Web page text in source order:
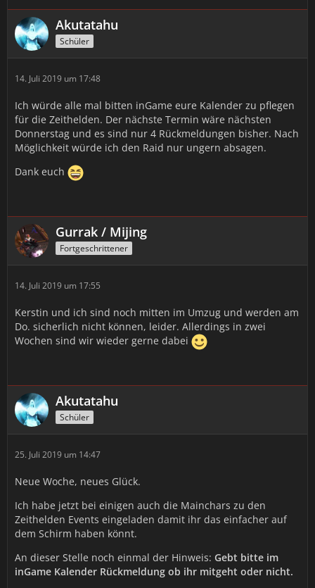
Akutatahu
Schüler
14. Juli 2019 um 17:48
Ich würde alle mal bitten inGame eure Kalender zu pflegen
für die Zeithelden. Der nächste Termin wäre nächsten
Donnerstag und es sind nur 4 Rückmeldungen bisher. Nach
Möglichkeit würde ich den Raid nur ungern absagen.
Dank euch
Gurrak / Mijing
Fortgeschrittener
14. Juli 2019 um 17:55
Kerstin und ich sind noch mitten im Umzug und werden am
Do. sicherlich nicht können, leider. Allerdings in zwei
Wochen sind wir wieder gerne dabei
Akutatahu
Schüler
25. Juli 2019 um 14:47
Neue Woche, neues Glück.
Ich habe jetzt bei einigen auch die Mainchars zu den
Zeithelden Events eingeladen damit ihr das einfacher auf
dem Schirm haben könnt.
An dieser Stelle noch einmal der Hinweis: Gebt bitte im
inGame Kalender Rückmeldung ob ihr mitgeht oder nicht.